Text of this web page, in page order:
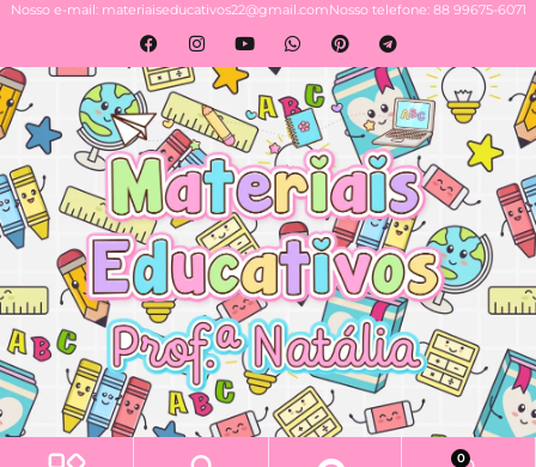
Nosso e-mail: materiaiseducativos22@gmail.comNosso telefone: 88 99675-6071
0